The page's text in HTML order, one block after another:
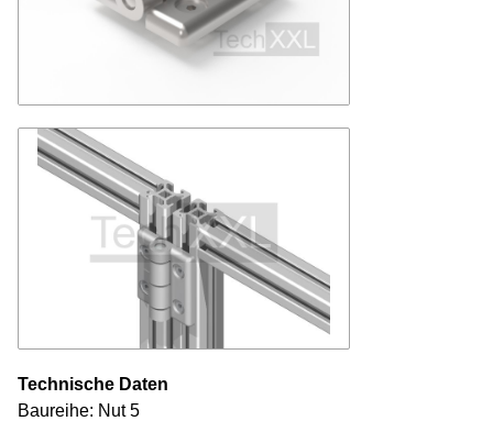
Technische Daten
Baureihe: Nut 5